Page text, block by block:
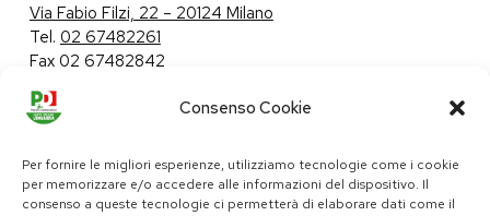
Consenso Cookie
Per fornire le migliori esperienze, utilizziamo tecnologie come i cookie
per memorizzare e/o accedere alle informazioni del dispositivo. Il
consenso a queste tecnologie ci permetterà di elaborare dati come il
Via Fabio Filzi, 22 – 20124 Milano
Tel. 02 67482261
Fax 02 67482842
Tutela dei dati personali|Politica sui cookie